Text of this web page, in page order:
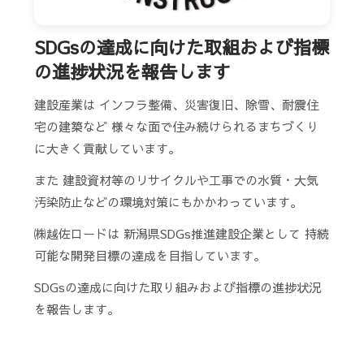
SDGsの達成に向けた取組および指標
の進捗状況を報告します
建設産業は インフラ整備、災害復旧、除雪、耐震住
宅の建築など 様々な面で住み続けられるまちづくり
に大きく貢献しています。
また 建設資材等のリサイクルや工事での水質・大気
汚染防止などの環境対策にもかかわっています。
㈱越佐ロードは 新潟県SDGs推進建設企業として 持続
可能な開発目標の達成を目指しています。
SDGsの達成に向けた取り組みおよび指標の進捗状況
を報告します。